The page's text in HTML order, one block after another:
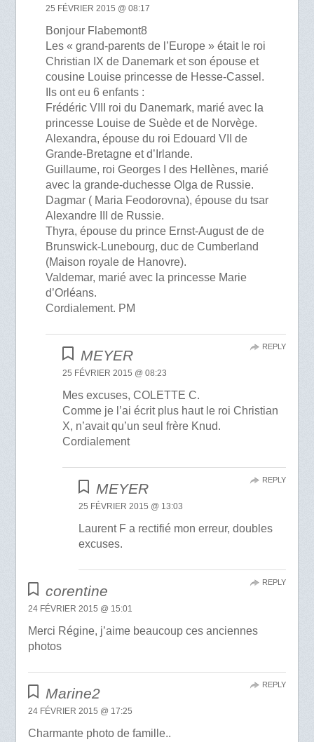
25 FÉVRIER 2015 @ 08:17
Bonjour Flabemont8
Les « grand-parents de l’Europe » était le roi
Christian IX de Danemark et son épouse et
cousine Louise princesse de Hesse-Cassel.
Ils ont eu 6 enfants :
Frédéric VIII roi du Danemark, marié avec la
princesse Louise de Suède et de Norvège.
Alexandra, épouse du roi Edouard VII de
Grande-Bretagne et d’Irlande.
Guillaume, roi Georges I des Hellènes, marié
avec la grande-duchesse Olga de Russie.
Dagmar ( Maria Feodorovna), épouse du tsar
Alexandre III de Russie.
Thyra, épouse du prince Ernst-August de de
Brunswick-Lunebourg, duc de Cumberland
(Maison royale de Hanovre).
Valdemar, marié avec la princesse Marie
d’Orléans.
Cordialement. PM
MEYER
25 FÉVRIER 2015 @ 08:23
Mes excuses, COLETTE C.
Comme je l’ai écrit plus haut le roi Christian
X, n’avait qu’un seul frère Knud.
Cordialement
REPLY
MEYER
25 FÉVRIER 2015 @ 13:03
Laurent F a rectifié mon erreur, doubles
excuses.
REPLY
corentine
24 FÉVRIER 2015 @ 15:01
Merci Régine, j’aime beaucoup ces anciennes
photos
REPLY
Marine2
24 FÉVRIER 2015 @ 17:25
Charmante photo de famille..
REPLY